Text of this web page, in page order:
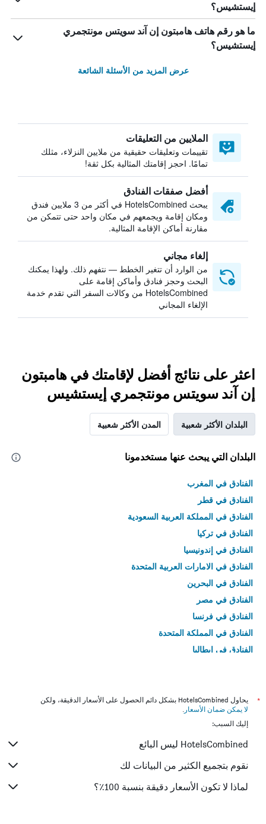
إيستشيس؟
ما هو رقم هاتف هامبتون إن آند سويتس مونتجمري
إيستشيس؟
عرض المزيد من الأسئلة الشائعة
الملايين من التعليقات
تقييمات وتعليقات حقيقية من ملايين النزلاء، مثلك
تمامًا. احجز إقامتك المثالية بكل ثقة!
أفضل صفقات الفنادق
يبحث HotelsCombined في أكثر من 3 ملايين فندق
ومكان إقامة ويجمعهم في مكان واحد حتى تتمكن من
مقارنة أماكن الإقامة المثالية.
إلغاء مجاني
من الوارد أن تتغير الخطط — نتفهم ذلك. ولهذا يمكنك
البحث وحجز فنادق وأماكن إقامة على
HotelsCombined من وكالات السفر التي تقدم خدمة
الإلغاء المجاني
اعثر على نتائج أفضل لإقامتك في هامبتون
إن آند سويتس مونتجمري إيستشيس
البلدان الأكثر شعبية المدن الأكثر شعبية
البلدان التي يبحث عنها مستخدمونا
الفنادق في المغرب
الفنادق في قطر
الفنادق في المملكة العربية السعودية
الفنادق في تركيا
الفنادق في إندونيسيا
الفنادق في الامارات العربية المتحدة
الفنادق في البحرين
الفنادق في مصر
الفنادق في فرنسا
الفنادق في المملكة المتحدة
الفنادق في إيطاليا
*
يحاول HotelsCombined بشكل دائم الحصول على الأسعار الدقيقة، ولكن
لا يمكن ضمان الأسعار .
إليك السبب:
HotelsCombined ليس البائع
نقوم بتجميع الكثير من البيانات لك
لماذا لا تكون الأسعار دقيقة بنسبة 100٪؟